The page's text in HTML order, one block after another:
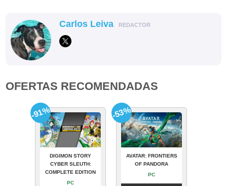
Carlos Leiva REDACTOR
OFERTAS RECOMENDADAS
DIGIMON STORY
CYBER SLEUTH:
COMPLETE EDITION
PC
-91%
AVATAR: FRONTIERS
OF PANDORA
PC
-53%